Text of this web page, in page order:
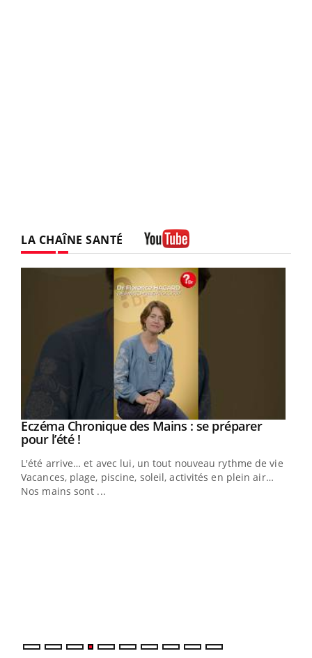
LA CHAÎNE SANTÉ
Youtube
Eczéma Chronique des Mains : se préparer
pour l’été !Youtube
L'été arrive… et avec lui, un tout nouveau rythme de vie !
Vacances, plage, piscine, soleil, activités en plein air…
Nos mains sont ...